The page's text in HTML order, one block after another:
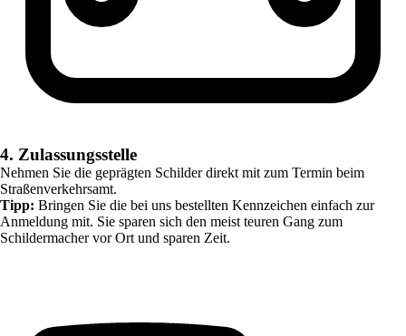
4. Zulassungsstelle
Nehmen Sie die geprägten Schilder direkt mit zum Termin beim
Straßenverkehrsamt.
Tipp: Bringen Sie die bei uns bestellten Kennzeichen einfach zur
Anmeldung mit. Sie sparen sich den meist teuren Gang zum
Schildermacher vor Ort und sparen Zeit.